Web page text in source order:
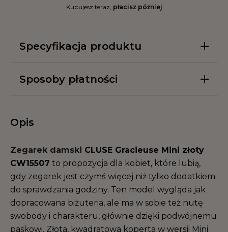
Kupujesz teraz, płacisz później
Specyfikacja produktu
Sposoby płatności
Opis
Zegarek damski CLUSE Gracieuse Mini złoty
CW15507 to propozycja dla kobiet, które lubią,
gdy zegarek jest czymś więcej niż tylko dodatkiem
do sprawdzania godziny. Ten model wygląda jak
dopracowana biżuteria, ale ma w sobie też nutę
swobody i charakteru, głównie dzięki podwójnemu
paskowi. Złota, kwadratowa koperta w wersji Mini